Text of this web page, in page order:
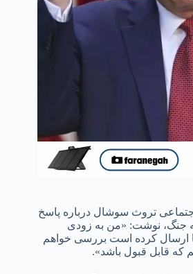
تروث سوشال درباره پاسخ
جنگ، نوشت: «من به زودی
ارسال کرده است بررسی خواهم
که قابل قبول باشد».